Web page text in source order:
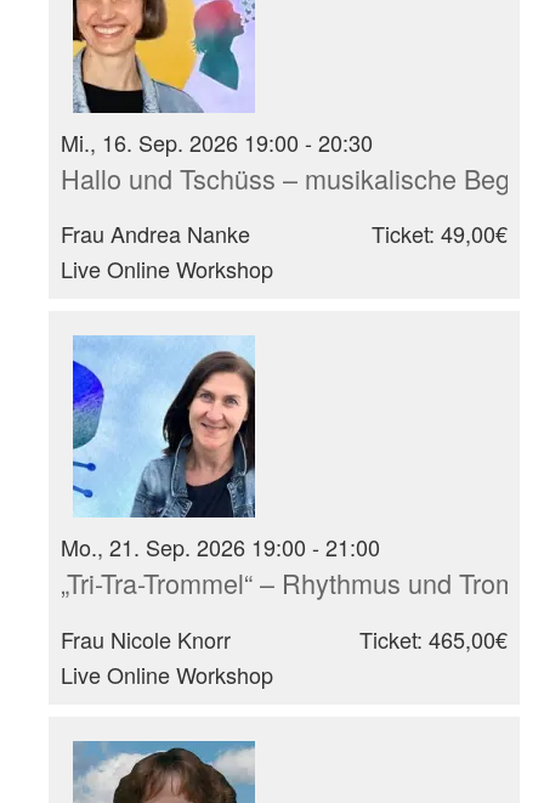
Mi., 16. Sep. 2026 19:00 - 20:30
Hallo und Tschüss – musikalische
Frau Andrea Nanke
Live Online Workshop
Ticket: 49,00€
Mo., 21. Sep. 2026 19:00 - 21:00
„Tri-Tra-Trommel“ – Rhythmus und
Frau Nicole Knorr
Live Online Workshop
Ticket: 465,00€